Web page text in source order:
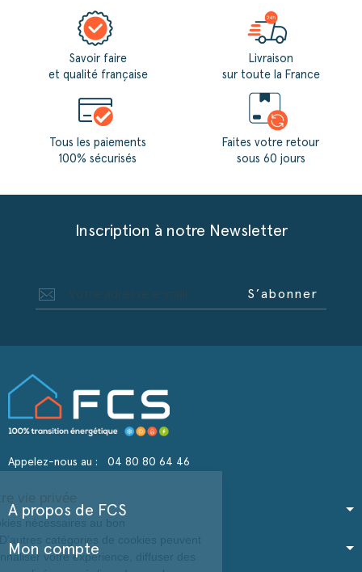
Savoir faire
et qualité française
Tous les paiements
100% sécurisés
Livraison
sur toute la France
Faites votre retour
sous 60 jours
Inscription à notre Newsletter
S’abonner
Appelez-nous au : 04 80 80 64 46
A propos de FCS
Mon compte
Nous respectons votre vie privée
Notre site utilise des cookies nécessaires au bon
cookies peuvent être utilisées pour personnaliser